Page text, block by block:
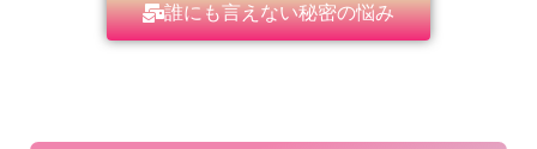
誰にも言えない秘密の悩み